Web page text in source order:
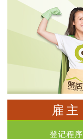
雇主
登记程序